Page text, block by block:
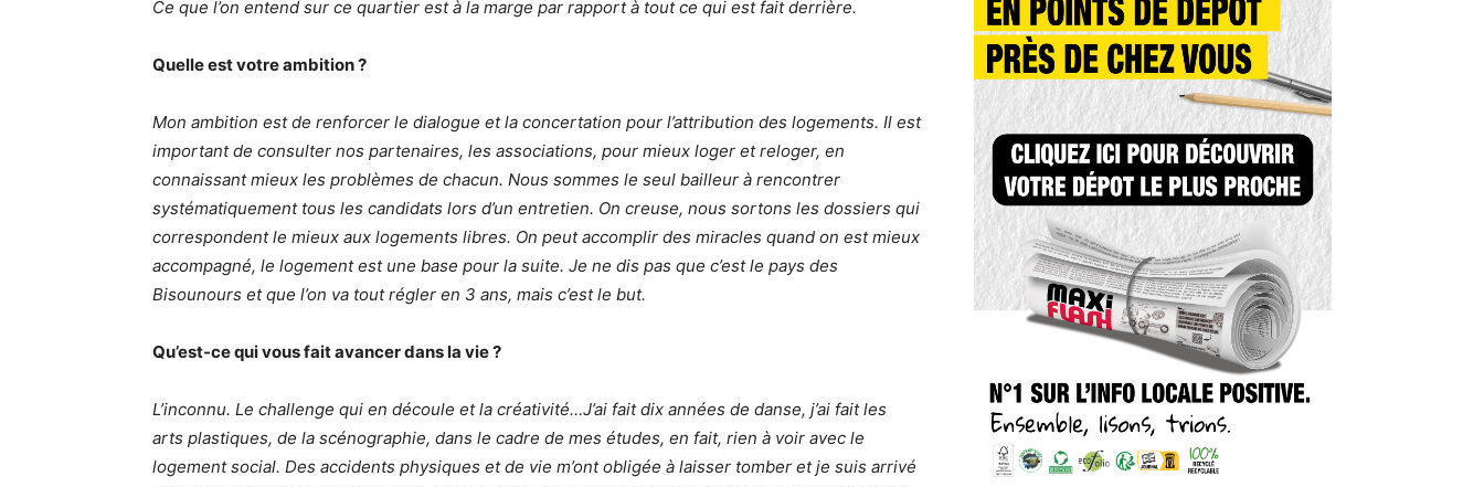
Ce que l’on entend sur ce quartier est à la marge par rapport à tout ce qui est fait derrière.
Quelle est votre ambition ?
Mon ambition est de renforcer le dialogue et la concertation pour l’attribution des logements. Il est
important de consulter nos partenaires, les associations, pour mieux loger et reloger, en
connaissant mieux les problèmes de chacun. Nous sommes le seul bailleur à rencontrer
systématiquement tous les candidats lors d’un entretien. On creuse, nous sortons les dossiers qui
correspondent le mieux aux logements libres. On peut accomplir des miracles quand on est mieux
accompagné, le logement est une base pour la suite. Je ne dis pas que c’est le pays des
Bisounours et que l’on va tout régler en 3 ans, mais c’est le but.
Qu’est-ce qui vous fait avancer dans la vie ?
L’inconnu. Le challenge qui en découle et la créativité…J’ai fait dix années de danse, j’ai fait les
arts plastiques, de la scénographie, dans le cadre de mes études, en fait, rien à voir avec le
logement social. Des accidents physiques et de vie m’ont obligée à laisser tomber et je suis arrivé